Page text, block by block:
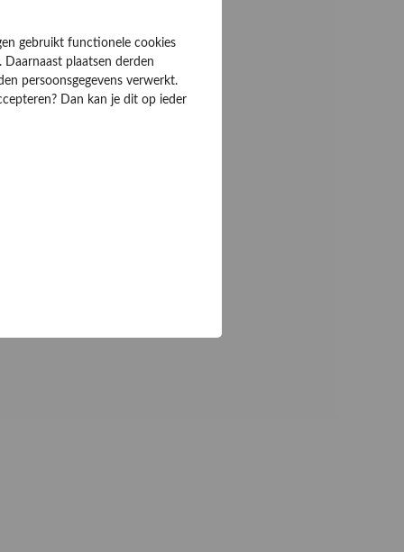
gebruikt functionele cookies
plaatsen derden
persoonsgegevens verwerkt.
Dan kan je dit op ieder